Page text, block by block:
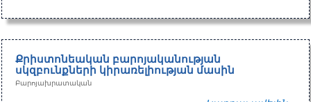
Քրիստոնեական բարոյականության
սկզբունքների կիրառելիության մասին
Բարոյախրատական